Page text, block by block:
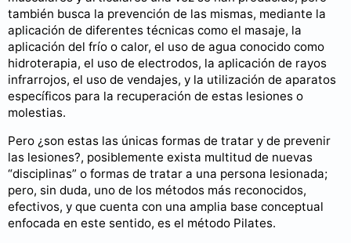
también busca la prevención de las mismas, mediante la
aplicación de diferentes técnicas como el masaje, la
aplicación del frío o calor, el uso de agua conocido como
hidroterapia, el uso de electrodos, la aplicación de rayos
infrarrojos, el uso de vendajes, y la utilización de aparatos
específicos para la recuperación de estas lesiones o
molestias.
Pero ¿son estas las únicas formas de tratar y de prevenir
las lesiones?, posiblemente exista multitud de nuevas
“disciplinas” o formas de tratar a una persona lesionada;
pero, sin duda, uno de los métodos más reconocidos,
efectivos, y que cuenta con una amplia base conceptual
enfocada en este sentido, es el método Pilates.